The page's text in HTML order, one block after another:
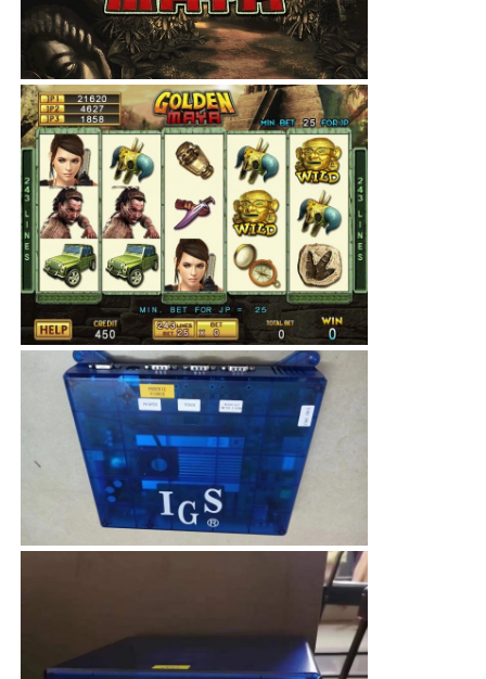
Cabinet de jeux de machines à sous
table de jeu de poissons
Logiciel de jeu en ligne
Pièces de jeux de machines à sous
Pièces de poissons
Écran de la machine de jeu